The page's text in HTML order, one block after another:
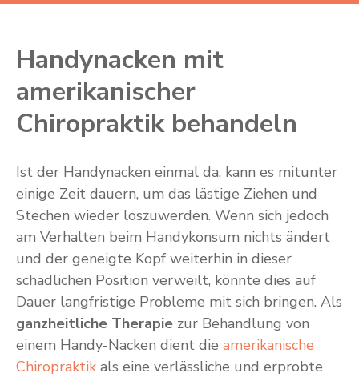
Handynacken mit
amerikanischer
Chiropraktik behandeln
Ist der Handynacken einmal da, kann es mitunter
einige Zeit dauern, um das lästige Ziehen und
Stechen wieder loszuwerden. Wenn sich jedoch
am Verhalten beim Handykonsum nichts ändert
und der geneigte Kopf weiterhin in dieser
schädlichen Position verweilt, könnte dies auf
Dauer langfristige Probleme mit sich bringen. Als
ganzheitliche Therapie zur Behandlung von
einem Handy-Nacken dient die amerikanische
Chiropraktik als eine verlässliche und erprobte